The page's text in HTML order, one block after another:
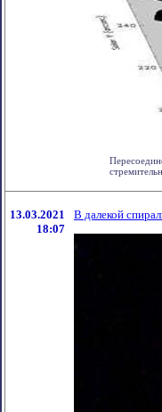
13.03.2021
18:07
В далекой